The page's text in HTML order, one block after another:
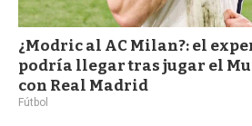
¿Modric al AC Milan?: el
podría llegar tras jugar el
con Real Madrid
Fútbol